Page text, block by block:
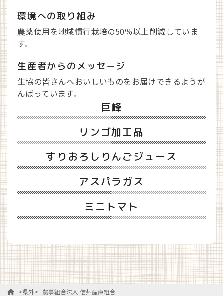
環境への取り組み
農薬使用を地域慣行栽培の50％以上削減していま
す。
生産者からのメッセージ
生協の皆さんへおいしいものをお届けできるようが
んばっています。
巨峰
リンゴ加工品
すりおろしりんごジュース
アスパラガス
ミニトマト
>県外> 農事組合法人 信州産直組合